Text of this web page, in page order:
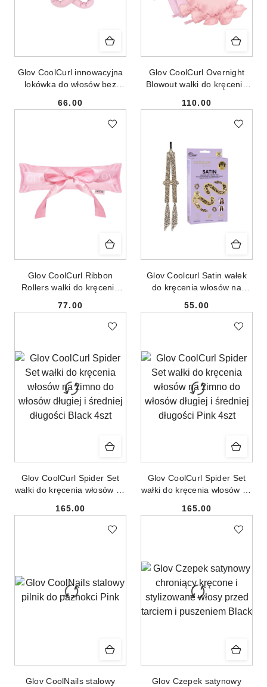
Glov CoolCurl innowacyjna
lokówka do włosów bez
Cena:
66.00
Glov CoolCurl Overnight
Blowout wałki do kręcenia
satynowe czepki 3szt Pink
Cena:
110.00
Glov CoolCurl Ribbon
Rollers wałki do kręcenia
Cena:
77.00
Glov Coolcurl Satin wałek
do kręcenia włosów na
Cena:
55.00
Glov CoolCurl Spider Set
wałki do kręcenia włosów na
średniej długości Black 4szt
Cena:
165.00
Glov CoolCurl Spider Set
wałki do kręcenia włosów na
średniej długości Pink 4szt
Cena:
165.00
Glov CoolNails stalowy
Glov Czepek satynowy